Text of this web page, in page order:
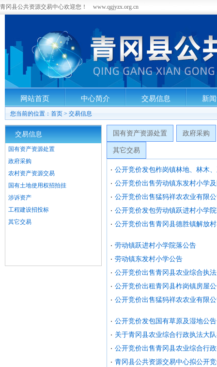
青冈县公共资源交易中心欢迎您！ www.qgjyzx.org.cn
网站首页 中心简介 交易信息 新
您当前的位置： 首页 > 交易信息
交易信息
国有资产资源处置
政府采购
农村资产资源交易
国有土地使用权招拍挂
涉诉资产
工程建设招投标
其它交易
国有资产资源处置 政府采购
其它交易
公开竞价发包柞岗镇林地、林木
公开竞价出售劳动镇东发村小学
公开竞价出售猛犸祥农农业有限
公开竞价发包劳动镇跃进村小学
公开竞价出售青冈县德胜镇解放
劳动镇跃进村小学院落公告
劳动镇东发村小学公告
公开竞价出售青冈县农业综合执
公开竞价出租青冈县柞岗镇房屋
公开竞价出售猛犸祥农农业有限
公开竞价发包国有草原及湿地公告
关于青冈县农业综合行政执法大
公开竞价出售青冈县农业综合行
青冈县公共资源交易中心拟公开